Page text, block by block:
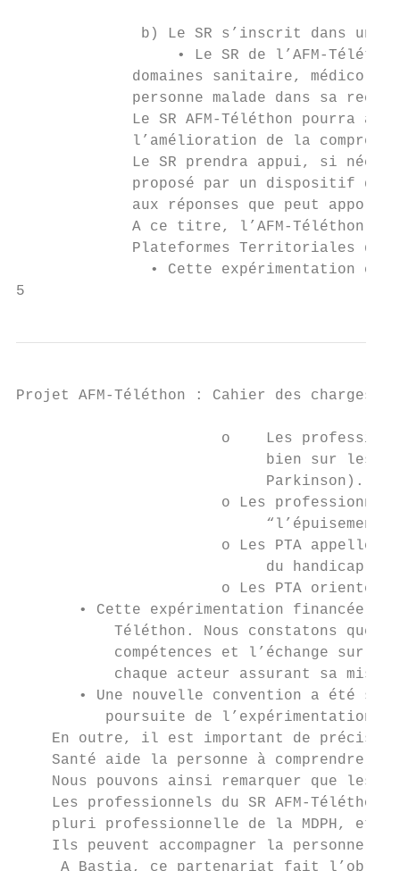
b) Le SR s’inscrit dans un
• Le SR de l’AFM-
domaines sanitaire, médico-
personne malade dans sa
Le SR AFM-Téléthon pourra
l’amélioration de la
Le SR prendra appui, si
proposé par un dispositif de
aux réponses que peut
A ce titre, l’AFM-Téléthon
Plateformes Territoriales
• Cette expérimentation
5
Projet AFM-Téléthon : Cahier des charges -
o    Les
bien sur les
Parkinson).
o Les
“l’épuisement
o Les PTA
du handicap et
o Les PTA
• Cette expérimentation financée
Téléthon. Nous constatons que
compétences et l’échange sur
chaque acteur assurant sa
• Une nouvelle convention a été
poursuite de l’expérimentation
En outre, il est important de
Santé aide la personne à comprendre
Nous pouvons ainsi remarquer que les
Les professionnels du SR AFM-Téléthon
pluri professionnelle de la MDPH, et
Ils peuvent accompagner la personne
A Bastia, ce partenariat fait